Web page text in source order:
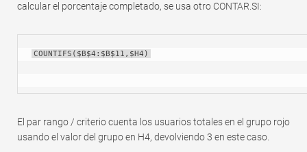
calcular el porcentaje completado, se usa otro CONTAR.SI:
COUNTIFS($B$4:$B$11,$H4)
El par rango / criterio cuenta los usuarios totales en el grupo rojo
usando el valor del grupo en H4, devolviendo 3 en este caso.